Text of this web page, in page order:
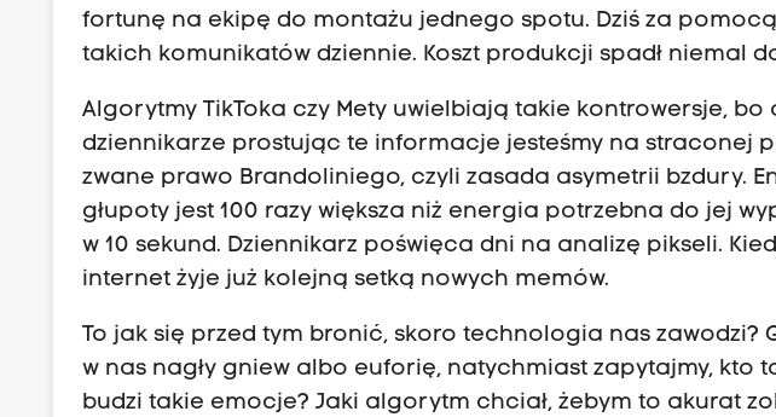
fortunę na ekipę do montażu jednego spotu. Dziś za
takich komunikatów dziennie. Koszt produkcji spadł niemal
Algorytmy TikToka czy Mety uwielbiają takie kontrowersje,
dziennikarze prostując te informacje jesteśmy na straconej
zwane prawo Brandoliniego, czyli zasada asymetrii bzdury.
głupoty jest 100 razy większa niż energia potrzebna do jej
w 10 sekund. Dziennikarz poświęca dni na analizę pikseli.
internet żyje już kolejną setką nowych memów.
To jak się przed tym bronić, skoro technologia nas zawodzi?
w nas nagły gniew albo euforię, natychmiast zapytajmy, kto
budzi takie emocje? Jaki algorytm chciał, żebym to akurat